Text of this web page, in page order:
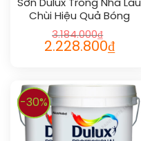
Sơn Dulux Trong Nhà Lau
Chùi Hiệu Quả Bóng
3.184.000₫
2.228.800₫
-30%